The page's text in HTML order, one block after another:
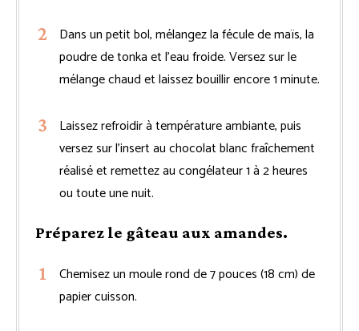
Dans un petit bol, mélangez la fécule de maïs, la
poudre de tonka et l’eau froide. Versez sur le
mélange chaud et laissez bouillir encore 1 minute.
Laissez refroidir à température ambiante, puis
versez sur l’insert au chocolat blanc fraîchement
réalisé et remettez au congélateur 1 à 2 heures
ou toute une nuit.
Préparez le gâteau aux amandes.
Chemisez un moule rond de 7 pouces (18 cm) de
papier cuisson.